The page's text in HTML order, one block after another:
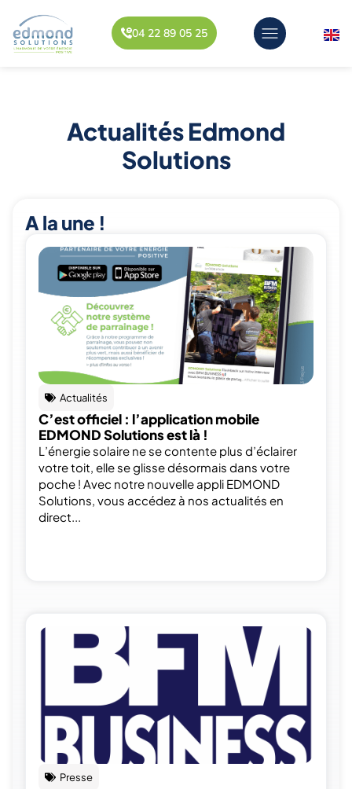
04 22 89 05 25
Actualités Edmond
Solutions
A la une !
Actualités
C’est officiel : l’application mobile
EDMOND Solutions est là !
L’énergie solaire ne se contente plus d’éclairer
votre toit, elle se glisse désormais dans votre
poche ! Avec notre nouvelle appli EDMOND
Solutions, vous accédez à nos actualités en
direct...
Presse